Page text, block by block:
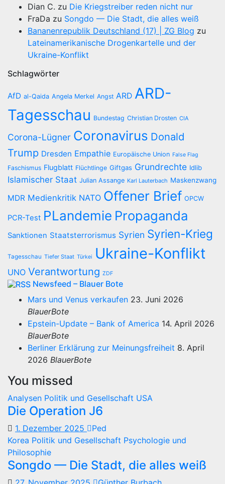
Dian C. zu Die Kriegstreiber reden nicht nur
FraDa zu Songdo — Die Stadt, die alles weiß
Bananenrepublik Deutschland (17) | ZG Blog zu
Lateinamerikanische Drogenkartelle und der
Ukraine-Konflikt
Schlagwörter
AfD al-Qaida Angela Merkel Angst ARD ARD-
Tagesschau Bundestag Christian Drosten CIA
Corona-Lügner Coronavirus Donald
Trump Dresden Empathie Europäische Union False Flag
Faschismus Flugblatt Flüchtlinge Giftgas Grundrechte Idlib
Islamischer Staat Julian Assange Karl Lauterbach Maskenzwang
MDR Medienkritik NATO Offener Brief OPCW
PCR-Test PLandemie Propaganda
Sanktionen Staatsterrorismus Syrien Syrien-Krieg
Tagesschau Tiefer Staat Türkei Ukraine-Konflikt
UNO Verantwortung ZDF
Newsfeed – Blauer Bote
Mars und Venus verkaufen 23. Juni 2026
BlauerBote
Epstein-Update – Bank of America 14. April 2026
BlauerBote
Berliner Erklärung zur Meinungsfreiheit 8. April
2026 BlauerBote
You missed
Analysen Politik und Gesellschaft USA
Die Operation J6
1. Dezember 2025
Ped
Korea Politik und Gesellschaft Psychologie und
Philosophie
Songdo — Die Stadt, die alles weiß